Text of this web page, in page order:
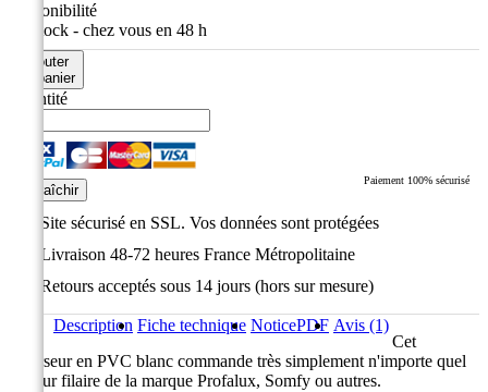
Disponibilité
En stock - chez vous en 48 h
Ajouter
au panier
Quantité
Paiement 100% sécurisé
Site sécurisé en SSL. Vos données sont protégées
Livraison 48-72 heures France Métropolitaine
Retours acceptés sous 14 jours (hors sur mesure)
Description Fiche technique NoticePDF Avis (1)
Cet
inverseur en PVC blanc commande très simplement n'importe quel
moteur filaire de la marque Profalux, Somfy ou autres.